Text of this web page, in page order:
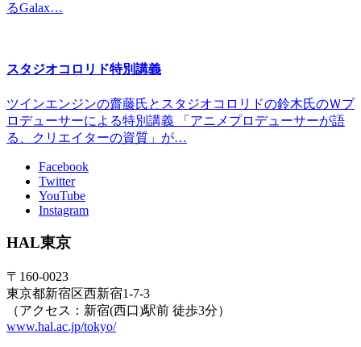
るGalax…
スタジオコロリド特別講義
ツインエンジンの齋藤氏とスタジオコロリドの鈴木氏のＷプ
ロデューサーによる特別講義 「アニメプロデューサーが語
る、クリエイターの資質」が…
Facebook
Twitter
YouTube
Instagram
HAL東京
〒160-0023
東京都新宿区西新宿1-7-3
（アクセス：新宿(西口)駅前 徒歩3分）
www.hal.ac.jp/tokyo/